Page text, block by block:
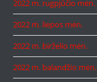
2022 m. rugpjūčio mėn.
2022 m. liepos mėn.
2022 m. birželio mėn.
2022 m. balandžio mėn.